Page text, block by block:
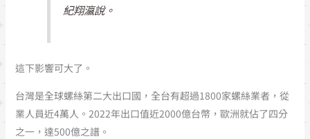
紀翔瀛說。
這下影響可大了。
台灣是全球螺絲第二大出口國，全台有超過1800家螺絲業者，從
業人員近4萬人。2022年出口值近2000億台幣，歐洲就佔了四分
之一，達500億之譜。